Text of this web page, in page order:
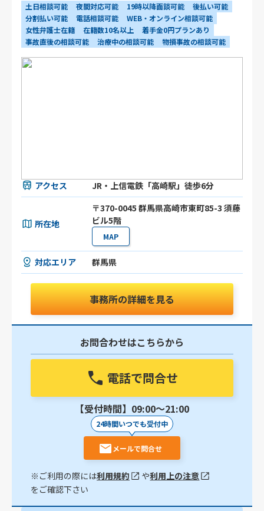
土日相談可能 夜間対応可能 19時以降面談可能
後払い可能
分割払い可能
電話相談可能
WEB・オンライン相談可能
女性弁護士在籍
在籍数10名以上
着手金0円プランあり
事故直後の相談可能
治療中の相談可能 物損事故の相談可能
アクセス JR・上信電鉄「高崎駅」徒歩6分
所在地
〒370-0045 群馬県高崎市東町85-3 須藤
ビル5階
MAP
対応エリア 群馬県
事務所の詳細を見る
お問合わせはこちらから
電話で問合せ
【受付時間】09:00〜21:00
24時間いつでも受付中
メールで問合せ
※ご利用の際には利用規約 や利用上の注意
をご確認下さい